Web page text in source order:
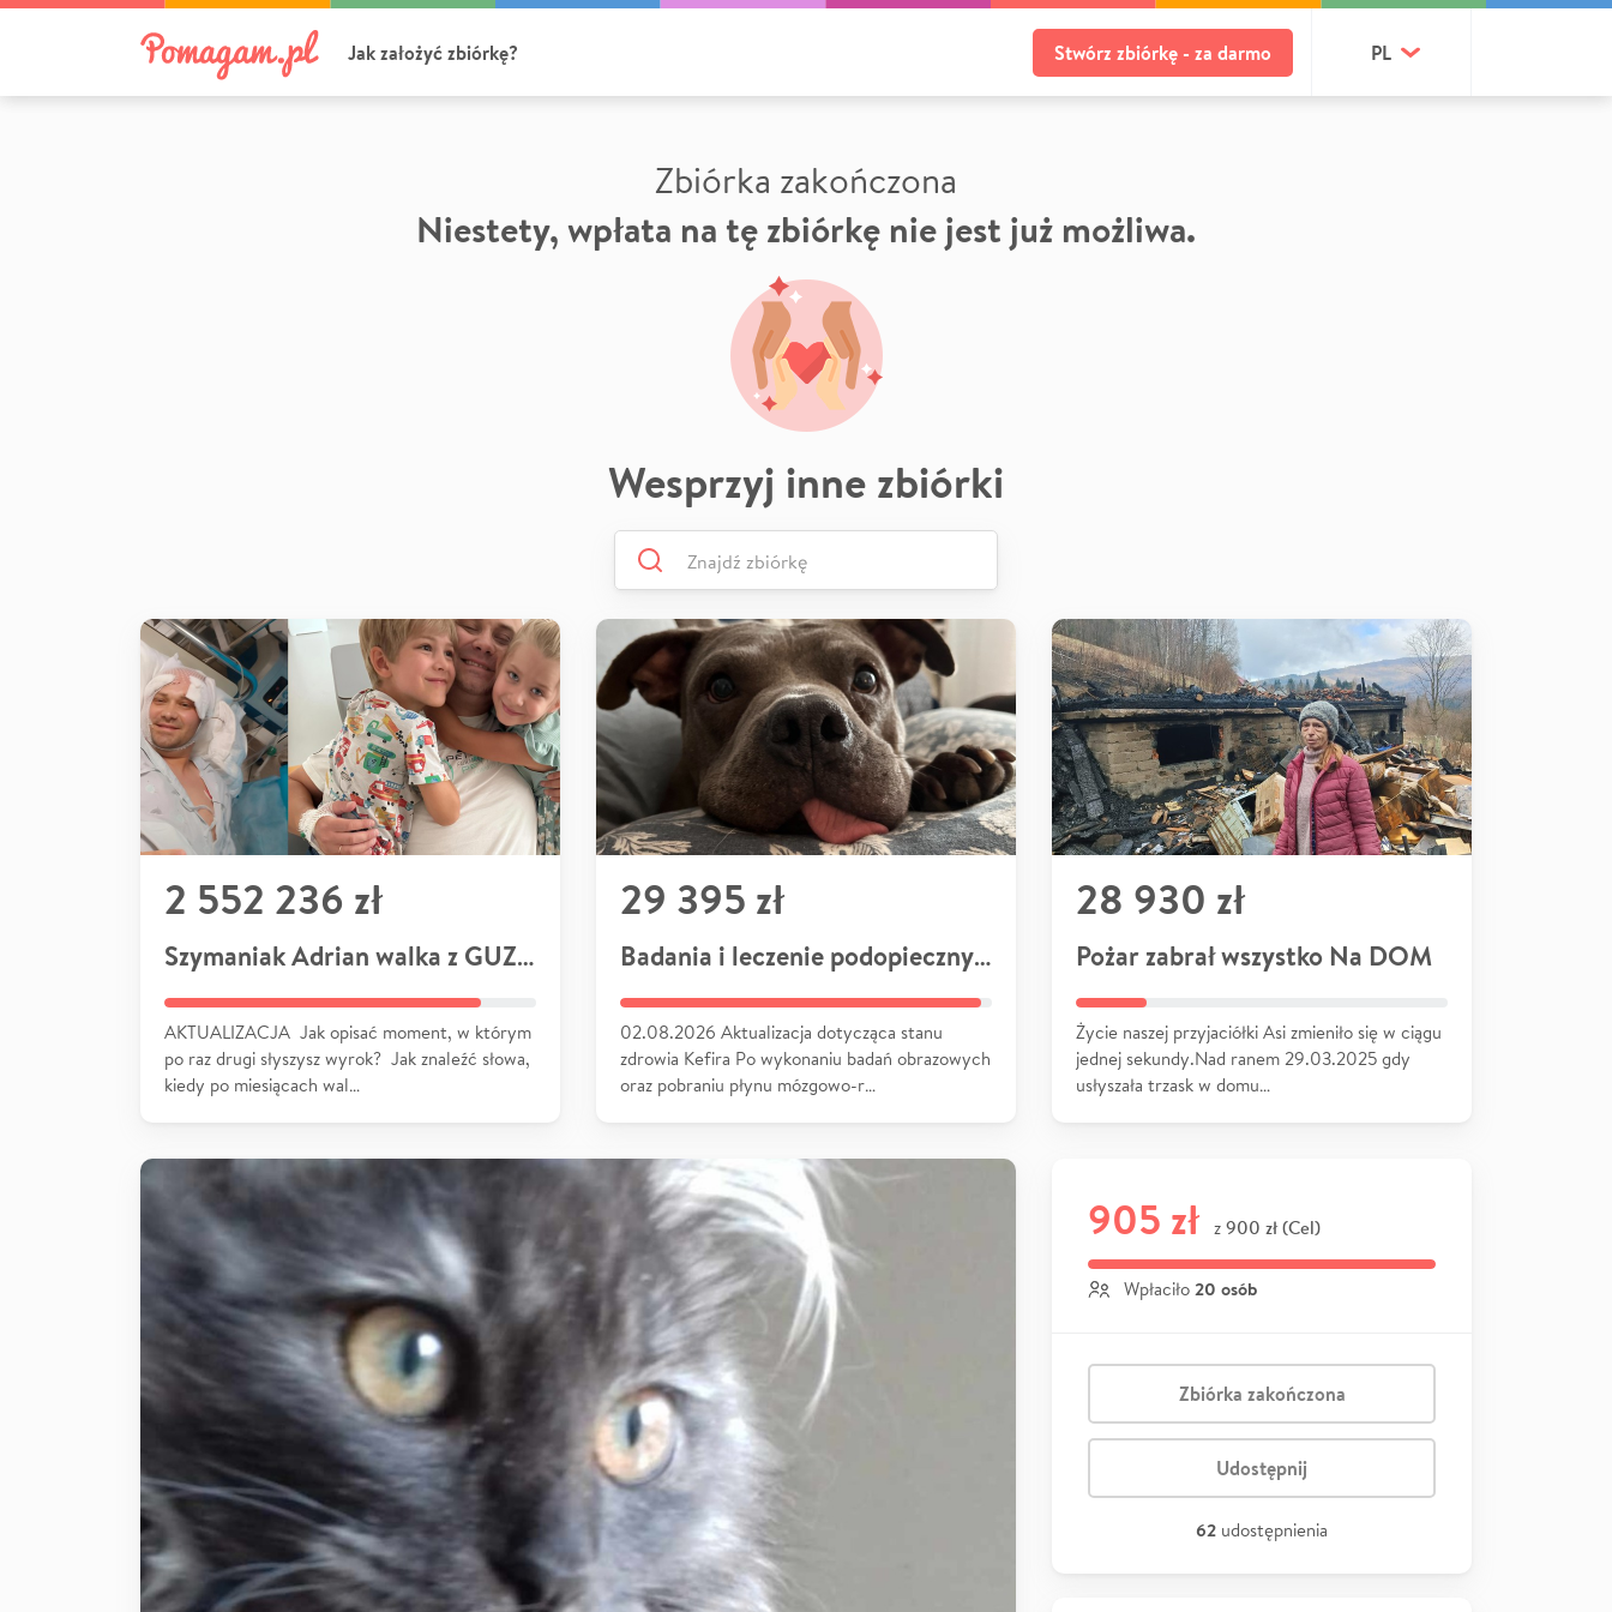
Jak założyć zbiórkę? Stwórz zbiórkę - za darmo PL
Zbiórka zakończona
Niestety, wpłata na tę zbiórkę nie jest już możliwa.
Wesprzyj inne zbiórki
2 552 236 zł
Szymaniak Adrian walka z GUZEM
AKTUALIZACJA Jak opisać moment, w którym
po raz drugi słyszysz wyrok? Jak znaleźć słowa,
kiedy po miesiącach wal…
29 395 zł
Badania i leczenie podopiecznych
02.08.2026 Aktualizacja dotycząca stanu
zdrowia Kefira Po wykonaniu badań obrazowych
oraz pobraniu płynu mózgowo-r…
28 930 zł
Pożar zabrał wszystko Na DOM
Życie naszej przyjaciółki Asi zmieniło się w ciągu
jednej sekundy.Nad ranem 29.03.2025 gdy
usłyszała trzask w domu…
905 zł z 900 zł (Cel)
Wpłaciło 20 osób
Zbiórka zakończona
Udostępnij
62 udostępnienia